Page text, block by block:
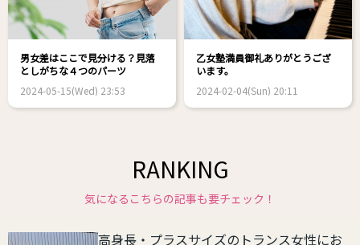
男女差はここで見分ける？見落
としがちな４つのパーツ
2024-05-15(Wed) 23:53
乙女塾満員御礼ありがとうござ
います。
2024-02-04(Sun) 20:11
RANKING
気になるこちらの記事も要チェック！
高身長・プラスサイズのトランス女性にお